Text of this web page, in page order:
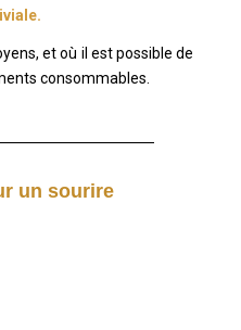
et où il est possible de
consommables.
un sourire